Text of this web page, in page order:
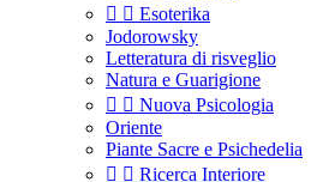
  Esoterika
Jodorowsky
Letteratura di risveglio
Natura e Guarigione
  Nuova Psicologia
Oriente
Piante Sacre e Psichedelia
  Ricerca Interiore